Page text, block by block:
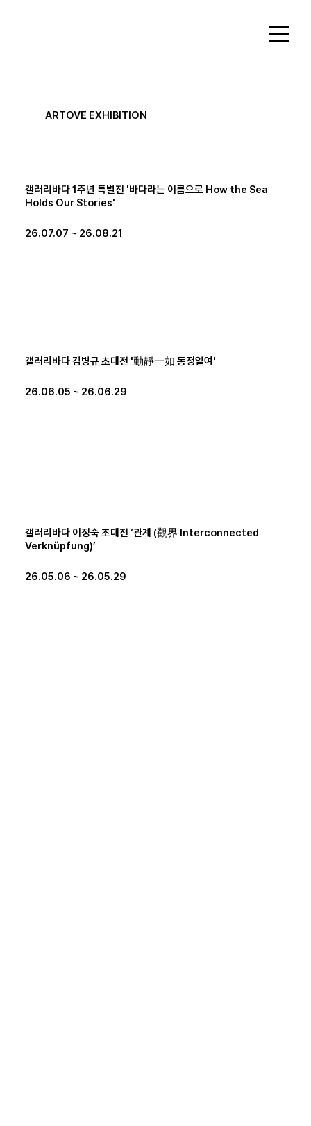
ARTOVE EXHIBITION
갤러리바다 1주년 특별전 '바다라는 이름으로 How the Sea
Holds Our Stories'
26.07.07 ~ 26.08.21
갤러리바다 김병규 초대전 '動靜一如 동정일여'
26.06.05 ~ 26.06.29
갤러리바다 이정숙 초대전 ‘관계 (觀界 Interconnected
Verknüpfung)’
26.05.06 ~ 26.05.29